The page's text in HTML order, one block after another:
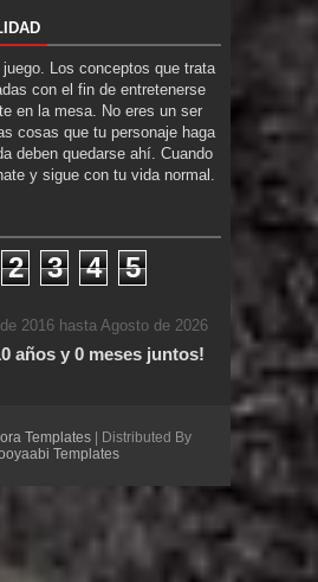
Los conceptos que trata
con el fin de entretenerse
en la mesa. No eres un ser
cosas que tu personaje haga
deben quedarse ahí. Cuando
y sigue con tu vida normal.
2 3 4 5
2016 hasta Agosto de 2026
años y 0 meses juntos!
Templates | Distributed By
Templates